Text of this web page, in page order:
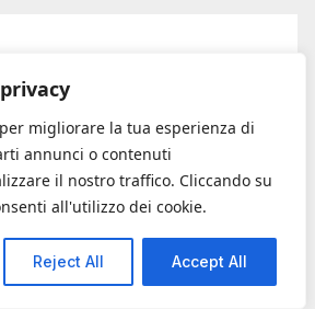
migliorare la tua esperienza di
annunci o contenuti
il nostro traffico. Cliccando su
all'utilizzo dei cookie.
Reject All Accept All